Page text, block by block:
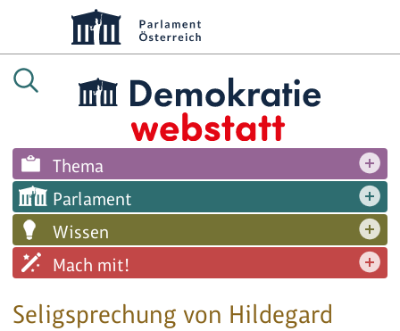
Thema
Parlament
Wissen
Mach mit!
Seligsprechung von Hildegard